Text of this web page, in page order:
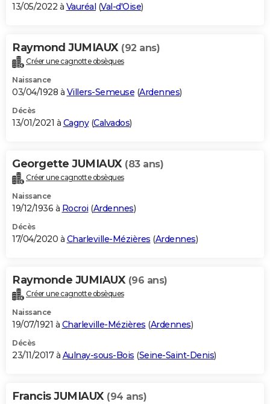
13/05/2022 à Vauréal (Val-d'Oise)
Raymond JUMIAUX (92 ans)
Créer une cagnotte obsèques
Naissance
03/04/1928 à Villers-Semeuse (Ardennes)
Décès
13/01/2021 à Cagny(Calvados)
Georgette JUMIAUX (83 ans)
Créer une cagnotte obsèques
Naissance
19/12/1936 à Rocroi (Ardennes)
Décès
17/04/2020 à Charleville-Mézières (Ardennes)
Raymonde JUMIAUX (96 ans)
Créer une cagnotte obsèques
Naissance
19/07/1921 à Charleville-Mézières (Ardennes)
Décès
23/11/2017 à Aulnay-sous-Bois (Seine-Saint-Denis)
Francis JUMIAUX (94 ans)